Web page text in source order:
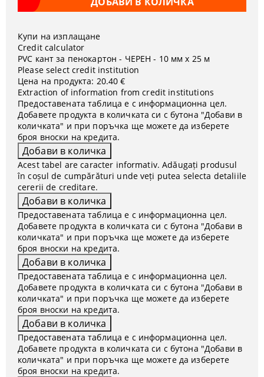
Купи на изплащане
Credit calculator
PVC кант за пенокартон - ЧЕРЕН - 10 мм x 25 м
Please select credit institution
Цена на продукта: 20.40 €
Extraction of information from credit institutions
Предоставената таблица е с информационна цел.
Добавете продукта в количката си с бутона "Добави в
количката" и при поръчка ще можете да изберете
броя вноски на кредита.
Acest tabel are caracter informativ. Adăugați produsul
în coșul de cumpărături unde veți putea selecta detaliile
cererii de creditare.
Предоставената таблица е с информационна цел.
Добавете продукта в количката си с бутона "Добави в
количката" и при поръчка ще можете да изберете
броя вноски на кредита.
Предоставената таблица е с информационна цел.
Добавете продукта в количката си с бутона "Добави в
количката" и при поръчка ще можете да изберете
броя вноски на кредита.
Предоставената таблица е с информационна цел.
Добавете продукта в количката си с бутона "Добави в
количката" и при поръчка ще можете да изберете
броя вноски на кредита.